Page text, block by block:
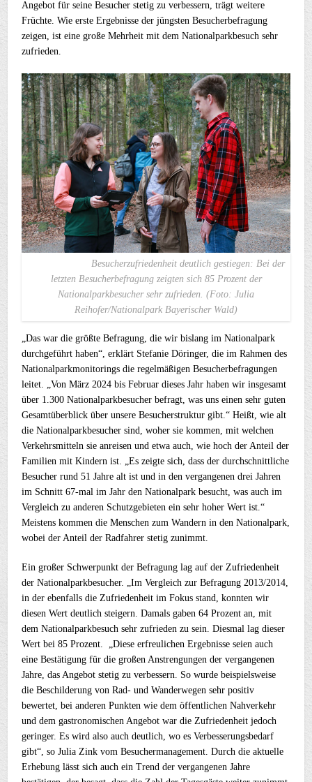
Angebot für seine Besucher stetig zu verbessern, trägt weitere
Früchte. Wie erste Ergebnisse der jüngsten Besucherbefragung
zeigen, ist eine große Mehrheit mit dem Nationalparkbesuch sehr
zufrieden.
Besucherzufriedenheit deutlich gestiegen: Bei der
letzten Besucherbefragung zeigten sich 85 Prozent der
Nationalparkbesucher sehr zufrieden. (Foto: Julia
Reihofer/Nationalpark Bayerischer Wald)
„Das war die größte Befragung, die wir bislang im Nationalpark
durchgeführt haben“, erklärt Stefanie Döringer, die im Rahmen des
Nationalparkmonitorings die regelmäßigen Besucherbefragungen
leitet. „Von März 2024 bis Februar dieses Jahr haben wir insgesamt
über 1.300 Nationalparkbesucher befragt, was uns einen sehr guten
Gesamtüberblick über unsere Besucherstruktur gibt.“ Heißt, wie alt
die Nationalparkbesucher sind, woher sie kommen, mit welchen
Verkehrsmitteln sie anreisen und etwa auch, wie hoch der Anteil der
Familien mit Kindern ist. „Es zeigte sich, dass der durchschnittliche
Besucher rund 51 Jahre alt ist und in den vergangenen drei Jahren
im Schnitt 67-mal im Jahr den Nationalpark besucht, was auch im
Vergleich zu anderen Schutzgebieten ein sehr hoher Wert ist.“
Meistens kommen die Menschen zum Wandern in den Nationalpark,
wobei der Anteil der Radfahrer stetig zunimmt.
Ein großer Schwerpunkt der Befragung lag auf der Zufriedenheit
der Nationalparkbesucher. „Im Vergleich zur Befragung 2013/2014,
in der ebenfalls die Zufriedenheit im Fokus stand, konnten wir
diesen Wert deutlich steigern. Damals gaben 64 Prozent an, mit
dem Nationalparkbesuch sehr zufrieden zu sein. Diesmal lag dieser
Wert bei 85 Prozent. „Diese erfreulichen Ergebnisse seien auch
eine Bestätigung für die großen Anstrengungen der vergangenen
Jahre, das Angebot stetig zu verbessern. So wurde beispielsweise
die Beschilderung von Rad- und Wanderwegen sehr positiv
bewertet, bei anderen Punkten wie dem öffentlichen Nahverkehr
und dem gastronomischen Angebot war die Zufriedenheit jedoch
geringer. Es wird also auch deutlich, wo es Verbesserungsbedarf
gibt“, so Julia Zink vom Besuchermanagement. Durch die aktuelle
Erhebung lässt sich auch ein Trend der vergangenen Jahre